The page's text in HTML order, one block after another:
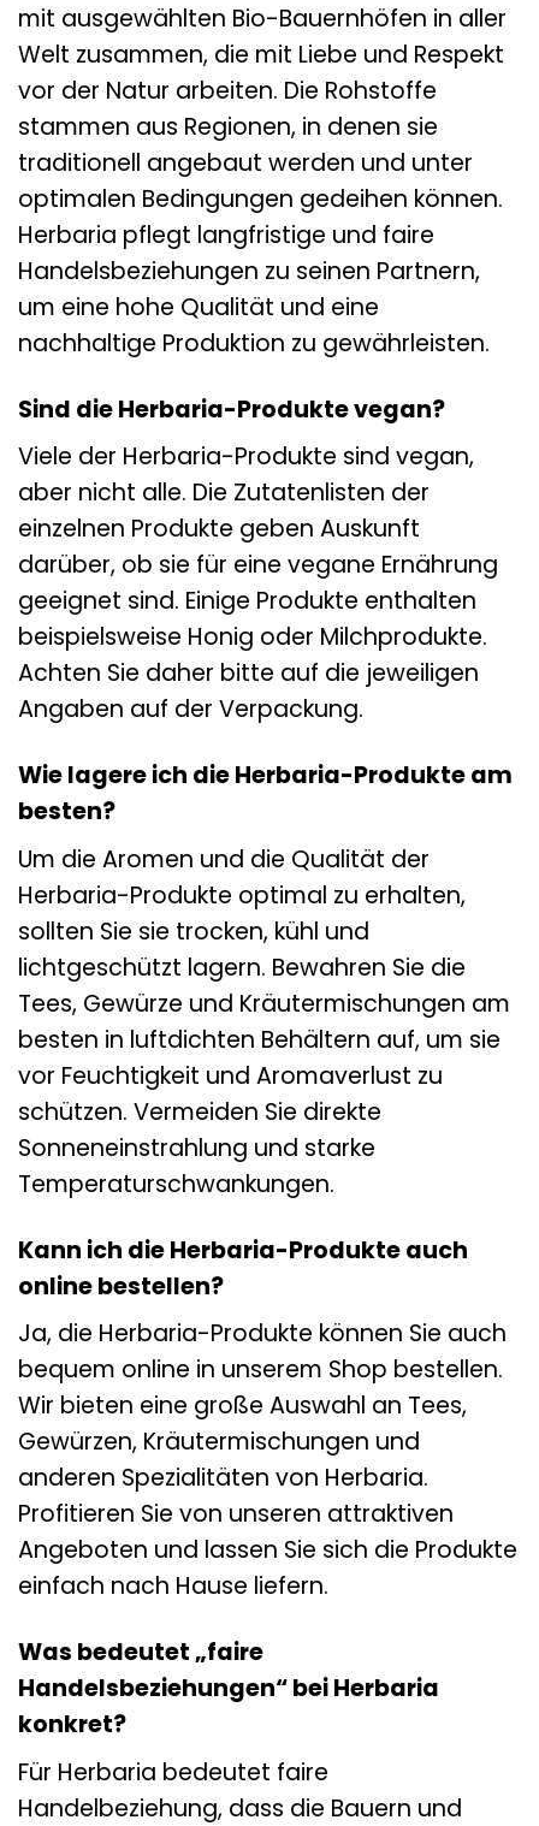
mit ausgewählten Bio-Bauernhöfen in aller
Welt zusammen, die mit Liebe und Respekt
vor der Natur arbeiten. Die Rohstoffe
stammen aus Regionen, in denen sie
traditionell angebaut werden und unter
optimalen Bedingungen gedeihen können.
Herbaria pflegt langfristige und faire
Handelsbeziehungen zu seinen Partnern,
um eine hohe Qualität und eine
nachhaltige Produktion zu gewährleisten.
Sind die Herbaria-Produkte vegan?
Viele der Herbaria-Produkte sind vegan,
aber nicht alle. Die Zutatenlisten der
einzelnen Produkte geben Auskunft
darüber, ob sie für eine vegane Ernährung
geeignet sind. Einige Produkte enthalten
beispielsweise Honig oder Milchprodukte.
Achten Sie daher bitte auf die jeweiligen
Angaben auf der Verpackung.
Wie lagere ich die Herbaria-Produkte am
besten?
Um die Aromen und die Qualität der
Herbaria-Produkte optimal zu erhalten,
sollten Sie sie trocken, kühl und
lichtgeschützt lagern. Bewahren Sie die
Tees, Gewürze und Kräutermischungen am
besten in luftdichten Behältern auf, um sie
vor Feuchtigkeit und Aromaverlust zu
schützen. Vermeiden Sie direkte
Sonneneinstrahlung und starke
Temperaturschwankungen.
Kann ich die Herbaria-Produkte auch
online bestellen?
Ja, die Herbaria-Produkte können Sie auch
bequem online in unserem Shop bestellen.
Wir bieten eine große Auswahl an Tees,
Gewürzen, Kräutermischungen und
anderen Spezialitäten von Herbaria.
Profitieren Sie von unseren attraktiven
Angeboten und lassen Sie sich die Produkte
einfach nach Hause liefern.
Was bedeutet „faire
Handelsbeziehungen“ bei Herbaria
konkret?
Für Herbaria bedeutet faire
Handelbeziehung, dass die Bauern und